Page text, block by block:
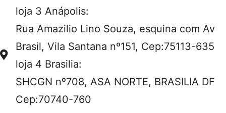
loja 3 Anápolis:
Rua Amazilio Lino Souza, esquina com Av
Brasil, Vila Santana nº151, Cep:75113-635
loja 4 Brasilia:
SHCGN nº708, ASA NORTE, BRASILIA DF
Cep:70740-760